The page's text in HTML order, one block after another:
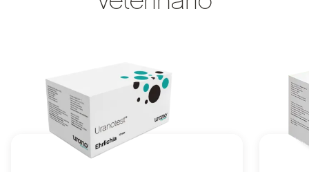
Ir a Uranotest Ehrlichia Ir a